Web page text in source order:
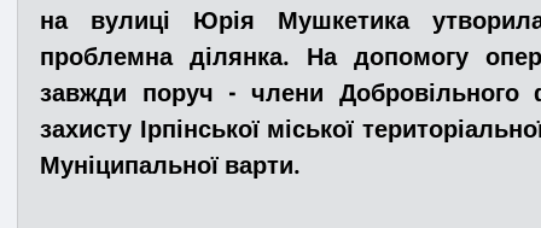
Медицина Новини ДТП
Адмінпротокол Свята
на вулиці Юрія Мушкетика
проблемна ділянка. На допомогу
завжди поруч - члени Добровільного
захисту Ірпінської міської
Муніципальної варти.